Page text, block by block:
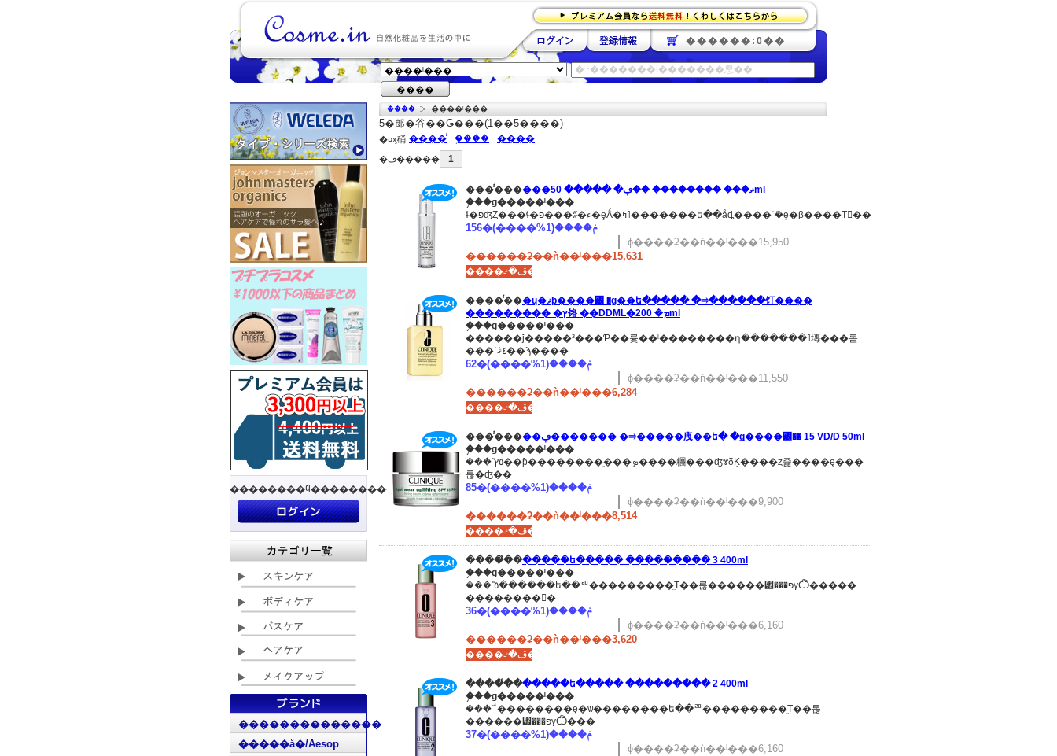
������:0��
����
�ۡ��� ����ˡ���
5�郎�谷��Ǥ���(1��5����)
�¤ӽ硧 ����̾ �֥��� ����
�ڡ����� 1
����̾��
���ޡ��� �������� ��ڥ� ����� 50ml
�֥��ɡ�����ˡ���
ɬ�פʤȤ���ɬ�פ���ʬ�ء�ȩǺ�ߤ˥�������ե��åȡ����ʾܺ�ȩ�β����Τꡢ̤��
156�ݥ����(1%����)
ɸ����ʡ��ǹ��ˡ���15,950
������ʡ��ǹ��ˡ���15,631
����ڤ�ޤ���
����̾���ɥ�ޥƥ����꡼ �ǥ��ե����� �⥤������饤����
��������� �ץ饹 ��DDML�ܡ� 200ml
�֥��ɡ�����ˡ���
������ǰ�����³���Ƥ��륯��ˡ��������դ�������˥塼���롣
���ʾܺ٤ޤ��ϡ����
62�ݥ����(1%����)
ɸ����ʡ��ǹ��ˡ���11,550
������ʡ��ǹ��ˡ���6,284
����ڤ�ޤ���
����̾��
��ڥ������� �⥤�����㡼��ե� �ǥ����꡼�� 15 VD/D 50ml
�֥��ɡ�����ˡ���
���ʾܺ٥ץ��ƥ��������̤���ܤ����糰���ʤɤδĶ����ȥ쥹����ȩ���
롢�ʤ��
85�ݥ����(1%����)
ɸ����ʡ��ǹ��ˡ���9,900
������ʡ��ǹ��ˡ���8,514
����ڤ�ޤ���
����̾�������ե����� ��������� 3 400ml
�֥��ɡ�����ˡ���
���ʾܺ٥������ե��ꥨ���������̤Τ��롢������꥿���פγѼ�����
��������󡣡�
36�ݥ����(1%����)
ɸ����ʡ��ǹ��ˡ���6,160
������ʡ��ǹ��ˡ���3,620
����ڤ�ޤ���
����̾�������ե����� ��������� 2 400ml
�֥��ɡ�����ˡ���
���ʾܺٴ��������ȩ�ѡ��������ե��ꥨ���������̤Τ��롢
������꥿���פγѼ���
37�ݥ����(1%����)
ɸ����ʡ��ǹ��ˡ���6,160
��������ϥ���������
��������������
�����å�/Aesop